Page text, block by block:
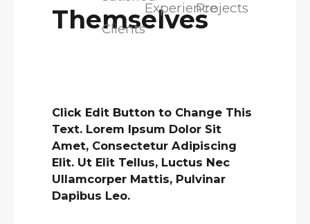
Themselves
Clients
ExperienceProjects
Click Edit Button to Change This
Text. Lorem Ipsum Dolor Sit
Amet, Consectetur Adipiscing
Elit. Ut Elit Tellus, Luctus Nec
Ullamcorper Mattis, Pulvinar
Dapibus Leo.